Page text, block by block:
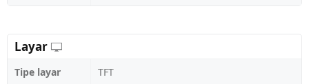
Layar
Tipe layar
TFT